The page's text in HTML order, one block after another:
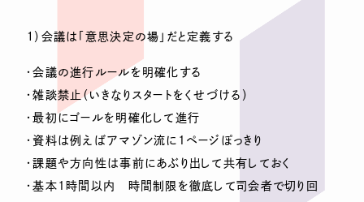
１）会議は「意思決定の場」だと定義する
・会議の進行ルールを明確化する
・雑談禁止（いきなりスタートをくせづける）
・最初にゴールを明確化して進行
・資料は例えばアマゾン流に1ページぽっきり
・課題や方向性は事前にあぶり出して共有しておく
・基本1時間以内 時間制限を徹底して司会者で切り回